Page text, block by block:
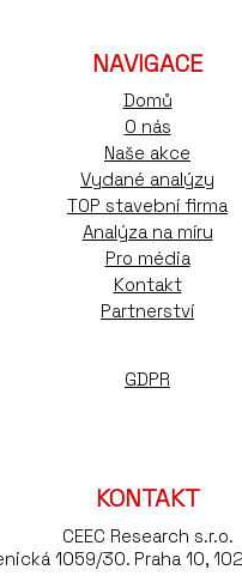
NAVIGACE
Domů
O nás
Naše akce
Vydané analýzy
TOP stavební firma
Analýza na míru
Pro média
Kontakt
Partnerství
GDPR
KONTAKT
CEEC Research s.r.o.
1059/30. Praha 10,